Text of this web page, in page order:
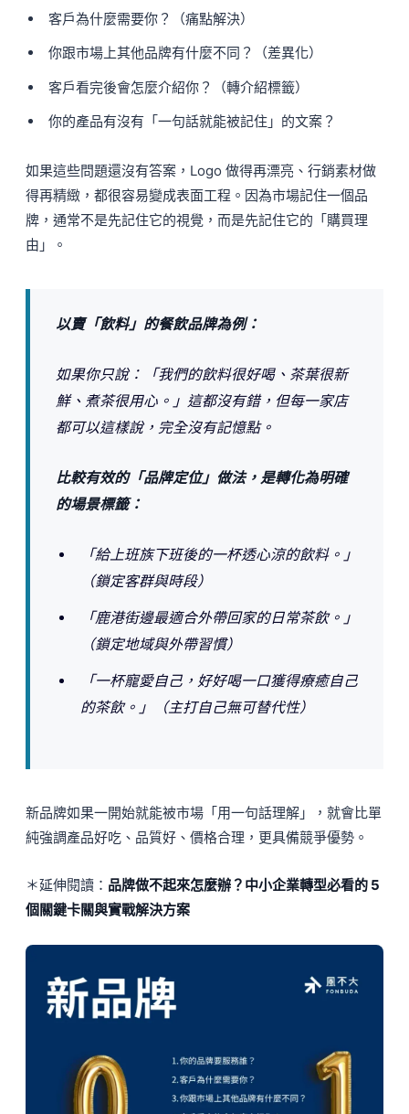
客戶為什麼需要你？（痛點解決）
你跟市場上其他品牌有什麼不同？（差異化）
客戶看完後會怎麼介紹你？（轉介紹標籤）
你的產品有沒有「一句話就能被記住」的文案？
如果這些問題還沒有答案，Logo 做得再漂亮、行銷素材做
得再精緻，都很容易變成表面工程。因為市場記住一個品
牌，通常不是先記住它的視覺，而是先記住它的「購買理
由」。
以賣「飲料」的餐飲品牌為例：
如果你只說：「我們的飲料很好喝、茶葉很新
鮮、煮茶很用心。」這都沒有錯，但每一家店
都可以這樣說，完全沒有記憶點。
比較有效的「品牌定位」做法，是轉化為明確
的場景標籤：
「給上班族下班後的一杯透心涼的飲料。」
（鎖定客群與時段）
「鹿港街邊最適合外帶回家的日常茶飲。」
（鎖定地域與外帶習慣）
「一杯寵愛自己，好好喝一口獲得療癒自己
的茶飲。」
（主打自己無可替代性）
新品牌如果一開始就能被市場「用一句話理解」，就會比單
純強調產品好吃、品質好、價格合理，更具備競爭優勢。
＊延伸閱讀： 品牌做不起來怎麼辦？中小企業轉型必看的 5
個關鍵卡關與實戰解決方案